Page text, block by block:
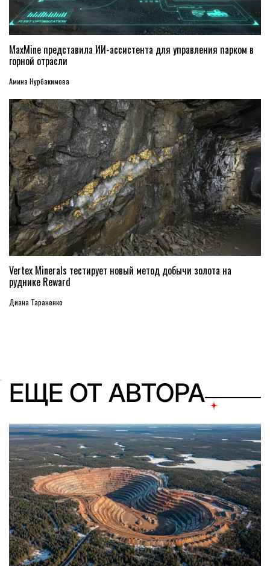
MaxMine представила ИИ-ассистента для управления парком в
горной отрасли
Амина Нурбакимова
Vertex Minerals тестирует новый метод добычи золота на
руднике Reward
Диана Тараненко
ЕЩЕ ОТ АВТОРА